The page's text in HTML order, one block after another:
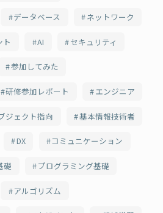
データベース ネットワーク
ト AI セキュリティ
参加してみた
研修参加レポート エンジニア
ジェクト指向 基本情報技術者
DX コミュニケーション
礎 プログラミング基礎
アルゴリズム